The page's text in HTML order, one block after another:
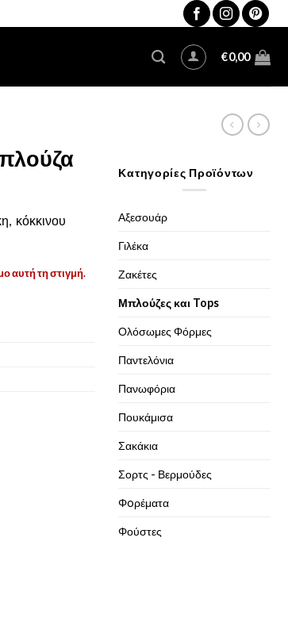
€0,00
κόκκινου
αυτή τη στιγμή.
Κατηγορίες Προϊόντων
Αξεσουάρ
Γιλέκα
Ζακέτες
Μπλούζες και Tops
Ολόσωμες Φόρμες
Παντελόνια
Πανωφόρια
Πουκάμισα
Σακάκια
Σορτς - Βερμούδες
Φoρέματα
Φούστες